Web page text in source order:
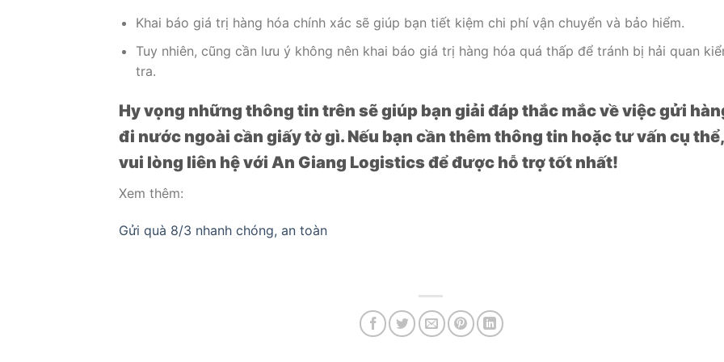
Khai báo giá trị hàng hóa chính xác sẽ giúp bạn tiết kiệm chi phí vận chuyển và bảo hiểm.
Tuy nhiên, cũng cần lưu ý không nên khai báo giá trị hàng hóa quá thấp để tránh bị hải quan
tra.
Hy vọng những thông tin trên sẽ giúp bạn giải đáp thắc mắc về việc gửi
đi nước ngoài cần giấy tờ gì. Nếu bạn cần thêm thông tin hoặc tư vấn cụ thể,
vui lòng liên hệ với An Giang Logistics để được hỗ trợ tốt nhất!
Xem thêm:
Gửi quà 8/3 nhanh chóng, an toàn